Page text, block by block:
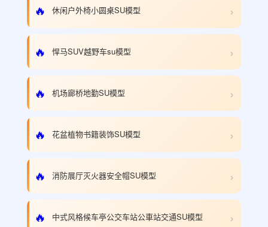
🔥 休闲户外椅小圆桌SU模型 ›
🔥 悍马SUV越野车su模型 ›
🔥 机场廊桥地勤SU模型 ›
🔥 花盆植物书籍装饰SU模型 ›
🔥 消防展厅灭火器安全帽SU模型 ›
🔥 中式风格候车亭公交车站公車站交通SU模型 ›